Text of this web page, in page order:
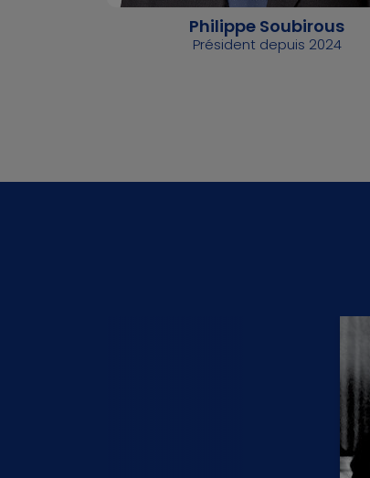
Philippe Soubirous
Président depuis 2024